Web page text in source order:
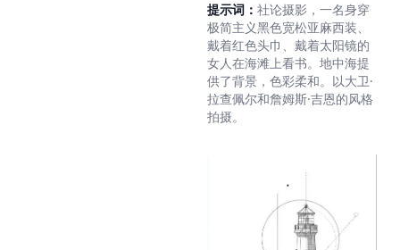
提示词： 社论摄影，一名身穿
极简主义黑色宽松亚麻西装、
戴着红色头巾、戴着太阳镜的
女人在海滩上看书。地中海提
供了背景，色彩柔和。以大卫·
拉查佩尔和詹姆斯·吉恩的风格
拍摄。